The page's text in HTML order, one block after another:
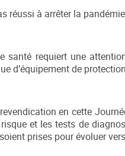
réussi à arrêter la
santé requiert une
d’équipement de
en cette
et les tests de
prises pour évoluer